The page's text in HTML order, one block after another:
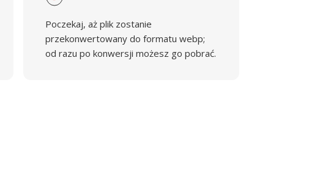
Poczekaj, aż plik zostanie
przekonwertowany do formatu webp;
od razu po konwersji możesz go pobrać.